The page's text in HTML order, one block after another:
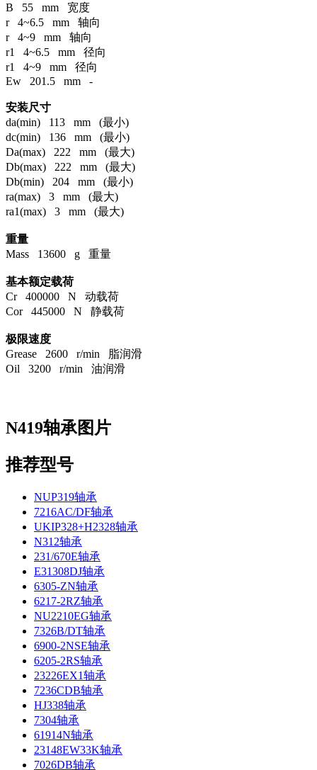
B 55 mm 宽度
r 4~6.5 mm 轴向
r 4~9 mm 轴向
r1 4~6.5 mm 径向
r1 4~9 mm 径向
Ew 201.5 mm -
安装尺寸
da(min) 113 mm (最小)
dc(min) 136 mm (最小)
Da(max) 222 mm (最大)
Db(max) 222 mm (最大)
Db(min) 204 mm (最小)
ra(max) 3 mm (最大)
ra1(max) 3 mm (最大)
重量
Mass 13600 g 重量
基本额定载荷
Cr 400000 N 动载荷
Cor 445000 N 静载荷
极限速度
Grease 2600 r/min 脂润滑
Oil 3200 r/min 油润滑
N419轴承图片
推荐型号
NUP319轴承
7216AC/DF轴承
UKIP328+H2328轴承
N312轴承
231/670E轴承
E31308DJ轴承
6305-ZN轴承
6217-2RZ轴承
NU2210EG轴承
7326B/DT轴承
6900-2NSE轴承
6205-2RS轴承
23226EX1轴承
7236CDB轴承
HJ338轴承
7304轴承
61914N轴承
23148EW33K轴承
7026DB轴承